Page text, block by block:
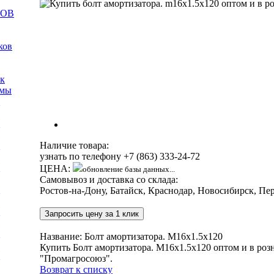
Наличие товара:
узнать по телефону +7 (863) 333-24-72
ЦЕНА:
обновление базы данных...
Самовывоз и доставка со склада:
Ростов-на-Дону, Батайск, Краснодар, Новосибирск,
Запросить цену за 1 клик
Название: Болт амортизатора. M16x1.5х120
Купить Болт амортизатора. M16x1.5х120 оптом и в
"Промагросоюз".
Возврат к списку